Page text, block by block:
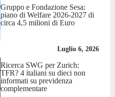
Gruppo e Fondazione Sesa:
piano di Welfare 2026-2027 di
circa 4,5 milioni di Euro
Luglio 6, 2026
Ricerca SWG per Zurich:
TFR? 4 italiani su dieci non
informati su previdenza
complementare